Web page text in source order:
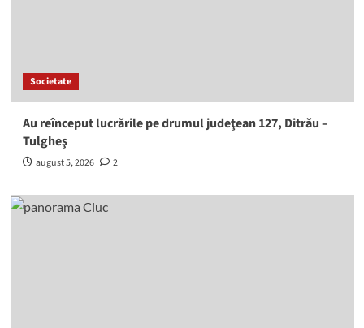
Societate
Au reînceput lucrările pe drumul judeţean 127, Ditrău –
Tulgheş
august 5, 2026 2